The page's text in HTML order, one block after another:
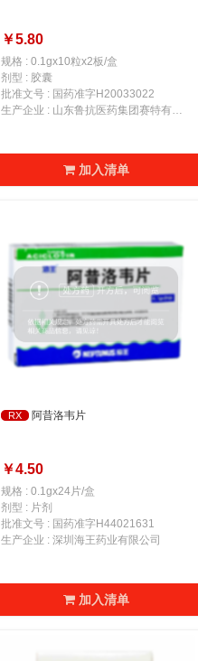
￥5.80
规格 : 0.1gx10粒x2板/盒
剂型 : 胶囊
批准文号 : 国药准字H20033022
生产企业 : 山东鲁抗医药集团赛特有限责任公司
加入清单
RX 阿昔洛韦片
￥4.50
规格 : 0.1gx24片/盒
剂型 : 片剂
批准文号 : 国药准字H44021631
生产企业 : 深圳海王药业有限公司
加入清单